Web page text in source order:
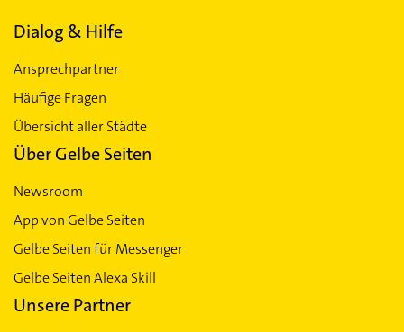
Dialog & Hilfe
Ansprechpartner
Häufige Fragen
Übersicht aller Städte
Über Gelbe Seiten
Newsroom
App von Gelbe Seiten
Gelbe Seiten für Messenger
Gelbe Seiten Alexa Skill
Unsere Partner